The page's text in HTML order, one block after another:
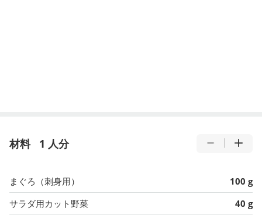
材料 1 人分
まぐろ（刺身用）
100 g
サラダ用カット野菜
40 g